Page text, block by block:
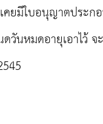
คยมีใบอนุญาตประ
วันหมดอายุเอาไว้